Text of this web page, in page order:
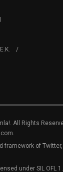
All Rights
framework of
under SIL OFL